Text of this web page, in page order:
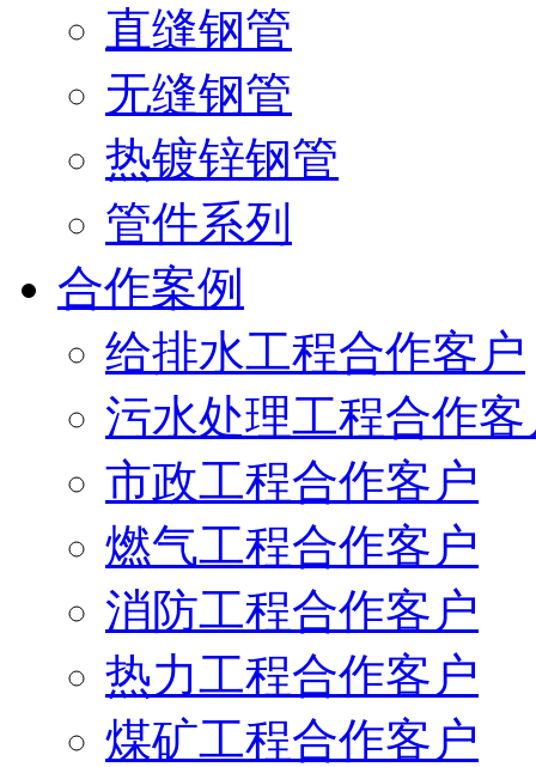
直缝钢管
无缝钢管
热镀锌钢管
管件系列
合作案例
给排水工程合作客户
污水处理工程合作客
市政工程合作客户
燃气工程合作客户
消防工程合作客户
热力工程合作客户
煤矿工程合作客户